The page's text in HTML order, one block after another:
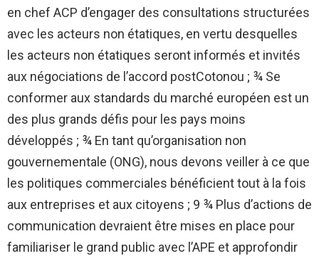
en chef ACP d’engager des consultations structurées
avec les acteurs non étatiques, en vertu desquelles
les acteurs non étatiques seront informés et invités
aux négociations de l’accord postCotonou ; ¾ Se
conformer aux standards du marché européen est un
des plus grands défis pour les pays moins
développés ; ¾ En tant qu’organisation non
gouvernementale (ONG), nous devons veiller à ce que
les politiques commerciales bénéficient tout à la fois
aux entreprises et aux citoyens ; 9 ¾ Plus d’actions de
communication devraient être mises en place pour
familiariser le grand public avec l’APE et approfondir